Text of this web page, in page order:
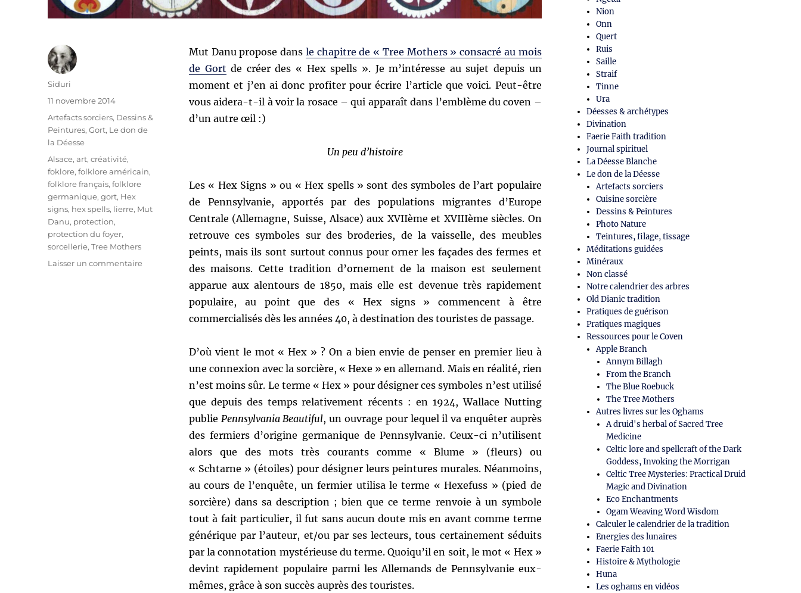
Mut Danu propose dans le chapitre de « Tree Mothers » consacré au mois
de Gort de créer des « Hex spells ». Je m’intéresse au sujet depuis un
moment et j’en ai donc profiter pour écrire l’article que voici. Peut-être
vous aidera-t-il à voir la rosace – qui apparaît dans l’emblème du coven –
d’un autre œil :)
Un peu d’histoire
Les « Hex Signs » ou « Hex spells » sont des symboles de l’art populaire
de Pennsylvanie, apportés par des populations migrantes d’Europe
Centrale (Allemagne, Suisse, Alsace) aux XVIIème et XVIIIème siècles. On
retrouve ces symboles sur des broderies, de la vaisselle, des meubles
peints, mais ils sont surtout connus pour orner les façades des fermes et
des maisons. Cette tradition d’ornement de la maison est seulement
apparue aux alentours de 1850, mais elle est devenue très rapidement
populaire, au point que des « Hex signs » commencent à être
commercialisés dès les années 40, à destination des touristes de passage.
D’où vient le mot « Hex » ? On a bien envie de penser en premier lieu à
une connexion avec la sorcière, « Hexe » en allemand. Mais en réalité, rien
n’est moins sûr. Le terme « Hex » pour désigner ces symboles n’est utilisé
que depuis des temps relativement récents : en 1924, Wallace Nutting
publie Pennsylvania Beautiful, un ouvrage pour lequel il va enquêter auprès
des fermiers d’origine germanique de Pennsylvanie. Ceux-ci n’utilisent
alors que des mots très courants comme « Blume » (fleurs) ou
« Schtarne » (étoiles) pour désigner leurs peintures murales. Néanmoins,
au cours de l’enquête, un fermier utilisa le terme « Hexefuss » (pied de
sorcière) dans sa description ; bien que ce terme renvoie à un symbole
tout à fait particulier, il fut sans aucun doute mis en avant comme terme
générique par l’auteur, et/ou par ses lecteurs, tous certainement séduits
par la connotation mystérieuse du terme. Quoiqu’il en soit, le mot « Hex »
devint rapidement populaire parmi les Allemands de Pennsylvanie eux-
mêmes, grâce à son succès auprès des touristes.
Auteur
Siduri
Publié
11 novembre 2014
Catégories
Artefacts sorciers, Dessins &
Peintures,Gort, Le don de
la Déesse
Étiquettes
Alsace,art,créativité,
foklore,folklore américain,
folklore français,folklore
germanique,gort, Hex
signs, hex spells, lierre, Mut
Danu, protection,
protection du foyer,
sorcellerie,Tree Mothers
Laisser un commentairesur
Nion
Onn
Quert
Ruis
Saille
Straif
Tinne
Ura
Déesses & archétypes
Divination
Faerie Faith tradition
Journal spirituel
La Déesse Blanche
Le don de la Déesse
Artefacts sorciers
Cuisine sorcière
Dessins & Peintures
Photo Nature
Teintures, filage, tissage
Méditations guidées
Minéraux
Non classé
Notre calendrier des arbres
Old Dianic tradition
Pratiques de guérison
Pratiques magiques
Ressources pour le Coven
Apple Branch
Annym Billagh
From the Branch
The Blue Roebuck
The Tree Mothers
Autres livres sur les Oghams
A druid's herbal of Sacred Tree
Medicine
Celtic lore and spellcraft of the Dark
Goddess, Invoking the Morrigan
Celtic Tree Mysteries: Practical Druid
Magic and Divination
Eco Enchantments
Ogam Weaving Word Wisdom
Calculer le calendrier de la tradition
Energies des lunaires
Faerie Faith 101
Histoire & Mythologie
Huna
Les oghams en vidéos